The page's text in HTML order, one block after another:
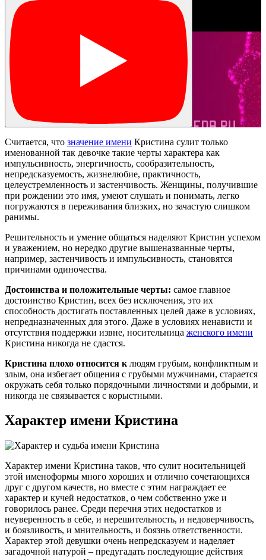
Считается, что значение имени Кристина сулит только
именованной так девочке такие черты характера как
импульсивность, энергичность, сообразительность,
непредсказуемость, жизнелюбие, практичность,
целеустремленность и застенчивость. Женщины, получившие
при рождении это имя, умеют слушать и понимать, легко
погружаются в переживания близких, но зачастую слишком
ранимы.
Решительность и умение общаться наделяют Кристин успехом
и уважением, но нередко другие вышеназванные черты,
например, застенчивость и импульсивность, становятся
причинами одиночества.
Достоинства и положительные черты: самое главное
достоинство Кристин, всех без исключения, это их
способность достигать поставленных целей даже в условиях,
непредназначенных для этого. Даже в условиях ненависти и
отсутствия поддержки извне, носительница женского имени
Кристина никогда не сдастся.
Кристина плохо относится к людям грубым, конфликтным и
злым, она избегает общения с грубыми мужчинами, старается
окружать себя только порядочными личностями и добрыми, и
никогда не связывается с корыстными.
Характер имени Кристина
Характер имени Кристина таков, что сулит носительницей
этой именоформы много хороших и отлично сочетающихся
друг с другом качеств, но вместе с этим награждает ее
характер и кучей недостатков, о чем собственно уже и
говорилось ранее. Среди перечня этих недостатков и
неуверенность в себе, и нерешительность, и недоверчивость,
и боязливость, и мнительность, и боязнь ответственности.
Характер этой девушки очень непредсказуем и наделяет
загадочной натурой – предугадать последующие действия